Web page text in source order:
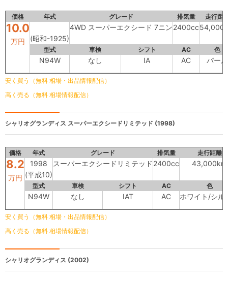
価格 年式 グレード 排気量 走行距
10.0
万円 (昭和-1925)
4WD スーパーエクシード 7ニン2400cc
型式 車検 シフト AC 色
N94W なし IA AC パール
安く買う（無料 相場・出品情報配信）
高く売る（無料 相場情報配信）
シャリオグランディス スーパーエクシードリミテッド (1998)
価格 年式 グレード 排気量 走行距離
8.2
万円
1998
(平成10)
スーパーエクシードリミテッド 2400cc 43,000km
型式 車検 シフト AC 色
N94W なし IAT AC ホワイト/シル
安く買う（無料 相場・出品情報配信）
高く売る（無料 相場情報配信）
シャリオグランディス (2002)